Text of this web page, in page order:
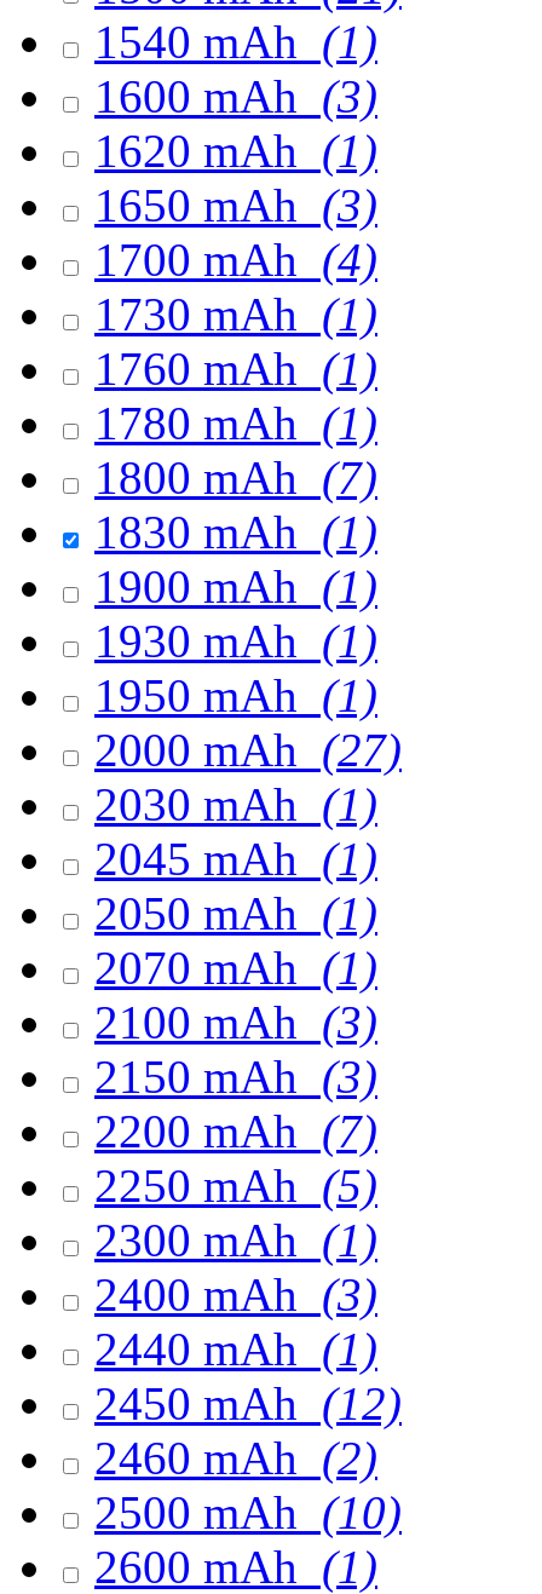
1540 mAh (1)
1600 mAh (3)
1620 mAh (1)
1650 mAh (3)
1700 mAh (4)
1730 mAh (1)
1760 mAh (1)
1780 mAh (1)
1800 mAh (7)
1830 mAh (1)
1900 mAh (1)
1930 mAh (1)
1950 mAh (1)
2000 mAh (27)
2030 mAh (1)
2045 mAh (1)
2050 mAh (1)
2070 mAh (1)
2100 mAh (3)
2150 mAh (3)
2200 mAh (7)
2250 mAh (5)
2300 mAh (1)
2400 mAh (3)
2440 mAh (1)
2450 mAh (12)
2460 mAh (2)
2500 mAh (10)
2600 mAh (1)